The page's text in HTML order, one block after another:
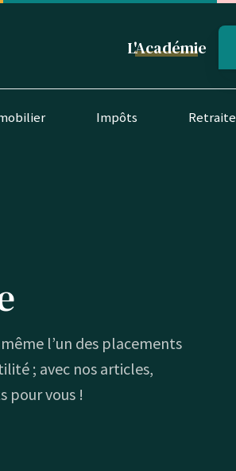
L'Académie
Impôts Retraite
l’un des placements
; avec nos articles,
pour vous !